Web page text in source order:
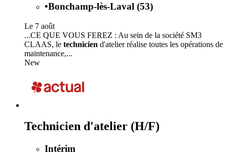
•Bonchamp-lès-Laval (53)
Le 7 août
...CE QUE VOUS FEREZ : Au sein de la société SM3
CLAAS, le technicien d'atelier réalise toutes les opérations de
maintenance,...
New
Technicien d'atelier (H/F)
Intérim